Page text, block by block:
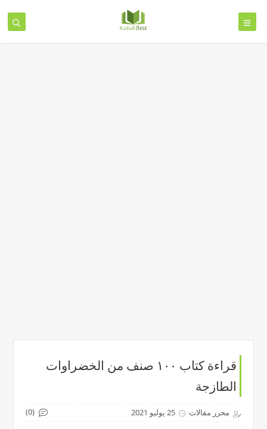
قراءة كتاب ١٠٠ صنف من الخضراوات
الطازجة
محرر مقالات 25 يوليو 2021 (0)